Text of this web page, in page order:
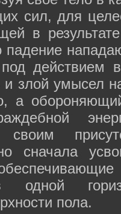
сил, для
в
падение
действием
и злой умысел
а
своим
сначала
пола.